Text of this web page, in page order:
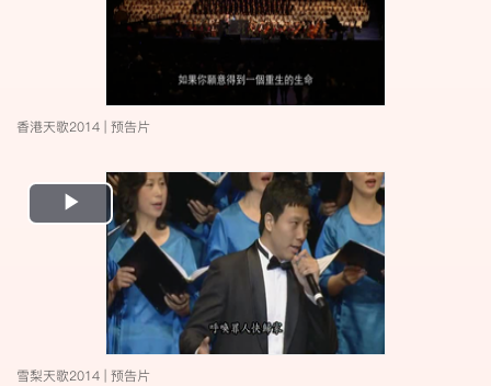
香港天歌2014 | 预告片
Play
Video
雪梨天歌2014 | 预告片